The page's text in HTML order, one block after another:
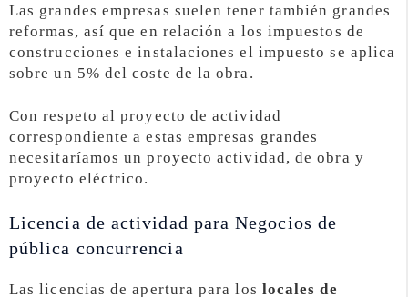
Las grandes empresas suelen tener también grandes
reformas, así que en relación a los impuestos de
construcciones e instalaciones el impuesto se aplica
sobre un 5% del coste de la obra.
Con respeto al proyecto de actividad
correspondiente a estas empresas grandes
necesitaríamos un proyecto actividad, de obra y
proyecto eléctrico.
Licencia de actividad para Negocios de
pública concurrencia
Las licencias de apertura para los locales de